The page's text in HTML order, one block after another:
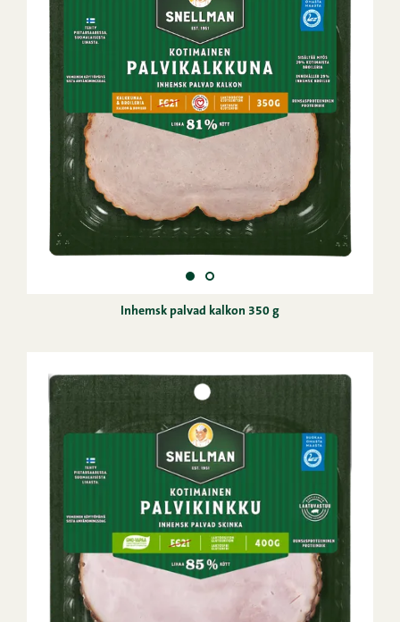
Inhemsk palvad kalkon 350 g